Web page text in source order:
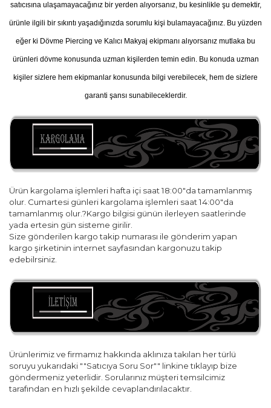
satıcısına ulaşamayacağınız bir yerden alıyorsanız, bu kesinlikle şu demektir,
ürünle ilgili bir sıkıntı yaşadığınızda sorumlu kişi bulamayacağınız. Bu yüzden
eğer ki Dövme Piercing ve Kalıcı Makyaj ekipmanı alıyorsanız mutlaka bu
ürünleri dövme konusunda uzman kişilerden temin edin. Bu konuda uzman
kişiler sizlere hem ekipmanlar konusunda bilgi verebilecek, hem de sizlere
garanti şansı sunabileceklerdir.
Ürün kargolama işlemleri hafta içi saat 18:00"da tamamlanmış
olur. Cumartesi günleri kargolama işlemleri saat 14:00"da
tamamlanmış olur.?Kargo bilgisi günün ilerleyen saatlerinde
yada ertesin gün sisteme girilir.
Size gönderilen kargo takip numarası ile gönderim yapan
kargo şirketinin internet sayfasından kargonuzu takip
edebilrsiniz.
Ürünlerimiz ve firmamız hakkında aklınıza takılan her türlü
soruyu yukarıdaki ""Satıcıya Soru Sor"" linkine tıklayıp bize
göndermeniz yeterlidir. Sorularınız müşteri temsilcimiz
tarafından en hızlı şekilde cevaplandırılacaktır.